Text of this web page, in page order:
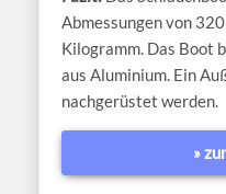
Abmessungen von
Kilogramm. Das Boot
aus Aluminium. Ein
nachgerüstet werden.
»